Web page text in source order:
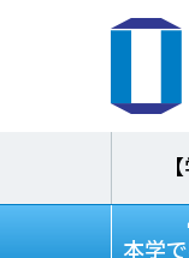
本学